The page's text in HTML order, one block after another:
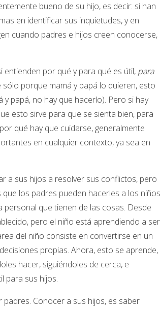
bueno de su hijo, es decir: si han
en identificar sus inquietudes, y en
cuando padres e hijos creen conocerse,
por qué y para qué es útil, para
porque mamá y papá lo quieren, esto
papá, no hay que hacerlo). Pero si hay
esto sirve para que se sienta bien, para
qué hay que cuidarse, generalmente
en cualquier contexto, ya sea en
a sus hijos a resolver sus conflictos, pero
los padres pueden hacerles a los niños
que tienen de las cosas. Desde
pero el niño está aprendiendo a ser
del niño consiste en convertirse en un
propias. Ahora, esto se aprende,
hacer, siguiéndoles de cerca, e
para sus hijos.
Conocer a sus hijos, es saber